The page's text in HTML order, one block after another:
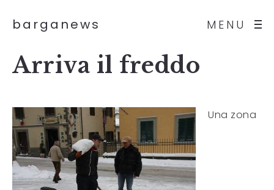
MENU
barganews
Arriva il freddo
Una zona